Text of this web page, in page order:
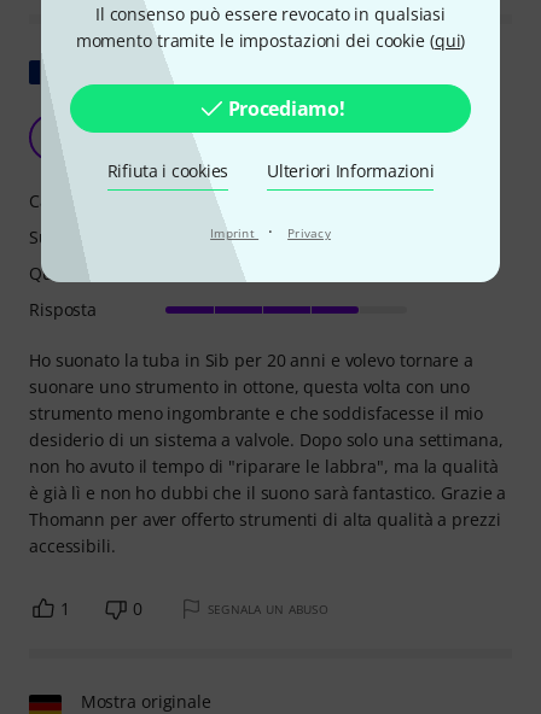
Il consenso può essere revocato in qualsiasi
momento tramite le impostazioni dei cookie (qui)
Procediamo!
Rifiuta i cookies Ulteriori Informazioni
Imprint · Privacy
Mostra originale
Qualità Thomann...
Ylmith 25.01.2021
Ho suonato la tuba in Sib per 20 anni e volevo tornare a
suonare uno strumento in ottone, questa volta con uno
strumento meno ingombrante e che soddisfacesse il mio
desiderio di un sistema a valvole. Dopo solo una settimana,
non ho avuto il tempo di "riparare le labbra", ma la qualità
è già lì e non ho dubbi che il suono sarà fantastico. Grazie a
Thomann per aver offerto strumenti di alta qualità a prezzi
accessibili.
Caratteristiche
Suono
Qualità
Risposta
1 0 SEGNALA UN ABUSO
Mostra originale